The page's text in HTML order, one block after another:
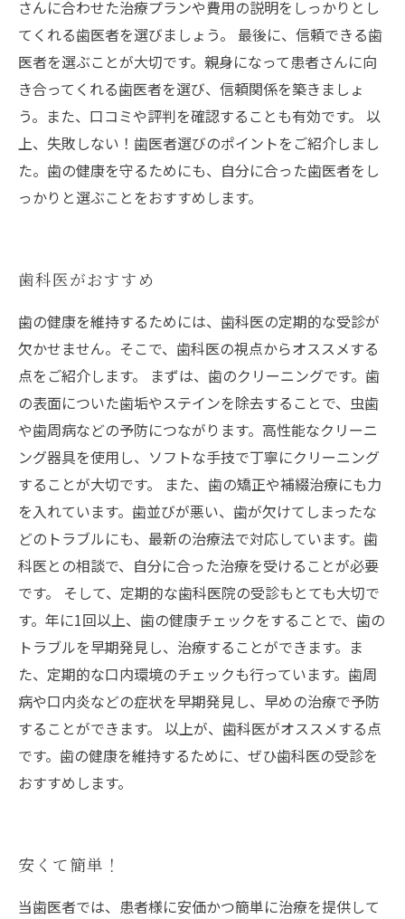
さんに合わせた治療プランや費用の説明をしっかりとし
てくれる歯医者を選びましょう。 最後に、信頼できる歯
医者を選ぶことが大切です。親身になって患者さんに向
き合ってくれる歯医者を選び、信頼関係を築きましょ
う。また、口コミや評判を確認することも有効です。 以
上、失敗しない！歯医者選びのポイントをご紹介しまし
た。歯の健康を守るためにも、自分に合った歯医者をし
っかりと選ぶことをおすすめします。
歯科医がおすすめ
歯の健康を維持するためには、歯科医の定期的な受診が
欠かせません。そこで、歯科医の視点からオススメする
点をご紹介します。 まずは、歯のクリーニングです。歯
の表面についた歯垢やステインを除去することで、虫歯
や歯周病などの予防につながります。高性能なクリーニ
ング器具を使用し、ソフトな手技で丁寧にクリーニング
することが大切です。 また、歯の矯正や補綴治療にも力
を入れています。歯並びが悪い、歯が欠けてしまったな
どのトラブルにも、最新の治療法で対応しています。歯
科医との相談で、自分に合った治療を受けることが必要
です。 そして、定期的な歯科医院の受診もとても大切で
す。年に1回以上、歯の健康チェックをすることで、歯の
トラブルを早期発見し、治療することができます。ま
た、定期的な口内環境のチェックも行っています。歯周
病や口内炎などの症状を早期発見し、早めの治療で予防
することができます。 以上が、歯科医がオススメする点
です。歯の健康を維持するために、ぜひ歯科医の受診を
おすすめします。
安くて簡単！
当歯医者では、患者様に安価かつ簡単に治療を提供して